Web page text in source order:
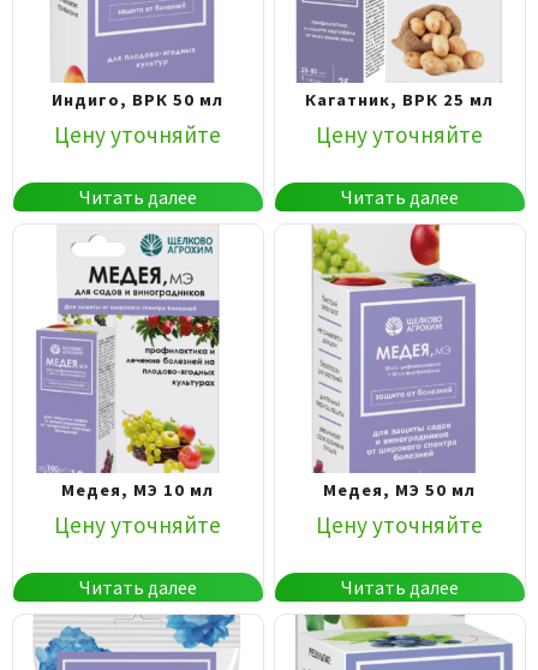
Индиго, ВРК 50 мл
Цену уточняйте
Читать далее
Кагатник, ВРК 25 мл
Цену уточняйте
Читать далее
Медея, МЭ 10 мл
Цену уточняйте
Читать далее
Медея, МЭ 50 мл
Цену уточняйте
Читать далее